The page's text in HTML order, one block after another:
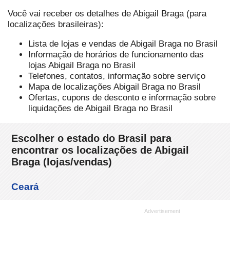
Você vai receber os detalhes de Abigail Braga (para
localizações brasileiras):
Lista de lojas e vendas de Abigail Braga no Brasil
Informação de horários de funcionamento das
lojas Abigail Braga no Brasil
Telefones, contatos, informação sobre serviço
Mapa de localizações Abigail Braga no Brasil
Ofertas, cupons de desconto e informação sobre
liquidações de Abigail Braga no Brasil
Escolher o estado do Brasil para
encontrar os localizações de Abigail
Braga (lojas/vendas)
Ceará